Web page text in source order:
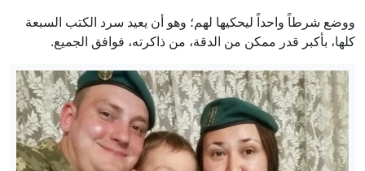
ووضع شرطاً واحداً ليحكيها لهم؛ وهو أن يعيد سرد الكتب السبعة
كلها، بأكبر قدر ممكن من الدقة، من ذاكرته، فوافق الجميع.